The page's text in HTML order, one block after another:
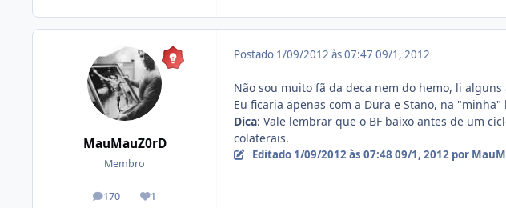
MauMauZ0rD
Membro
170
posts 1
Reputação
Postado 1/09/2012 às 07:47 09/1, 2012
Não sou muito fã da deca nem do hemo, li
Eu ficaria apenas com a Dura e Stano, na
Dica: Vale lembrar que o BF baixo antes de um
colaterais.
Editado 1/09/2012 às 07:48 09/1, 2012 por